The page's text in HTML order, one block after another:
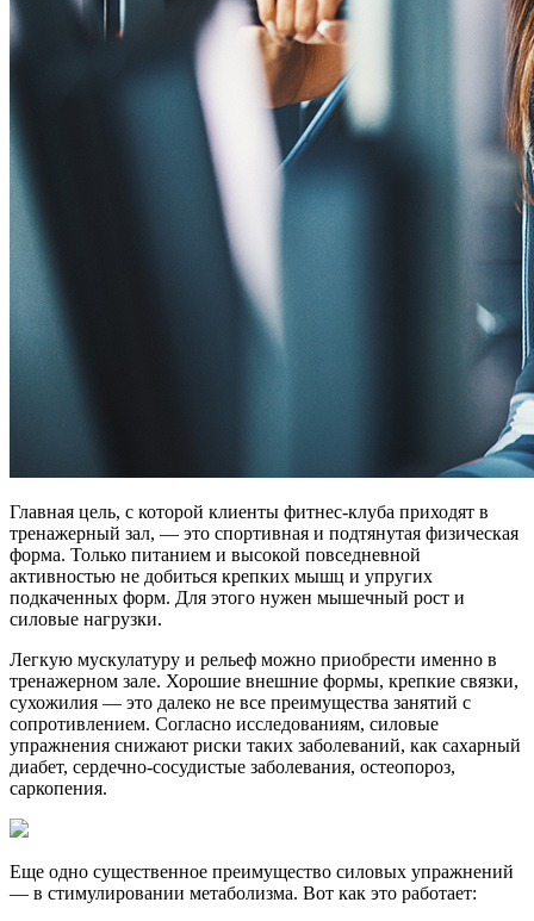
Главная цель, с которой клиенты фитнес-клуба приходят в
тренажерный зал, — это спортивная и подтянутая физическая
форма. Только питанием и высокой повседневной
активностью не добиться крепких мышц и упругих
подкаченных форм. Для этого нужен мышечный рост и
силовые нагрузки.
Легкую мускулатуру и рельеф можно приобрести именно в
тренажерном зале. Хорошие внешние формы, крепкие связки,
сухожилия — это далеко не все преимущества занятий с
сопротивлением. Согласно исследованиям, силовые
упражнения снижают риски таких заболеваний, как сахарный
диабет, сердечно-сосудистые заболевания, остеопороз,
саркопения.
Еще одно существенное преимущество силовых упражнений
— в стимулировании метаболизма. Вот как это работает: